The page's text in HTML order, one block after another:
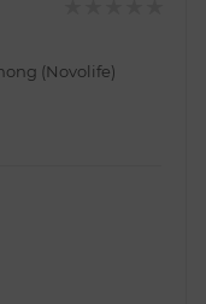
(Novolife)